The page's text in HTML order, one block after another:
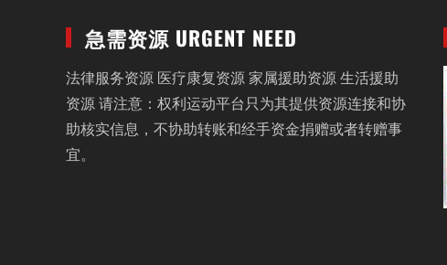
急需资源 URGENT NEED
法律服务资源 医疗康复资源 家属援助资源 生活援助
资源 请注意：权利运动平台只为其提供资源连接和协
助核实信息，不协助转账和经手资金捐赠或者转赠事
宜。